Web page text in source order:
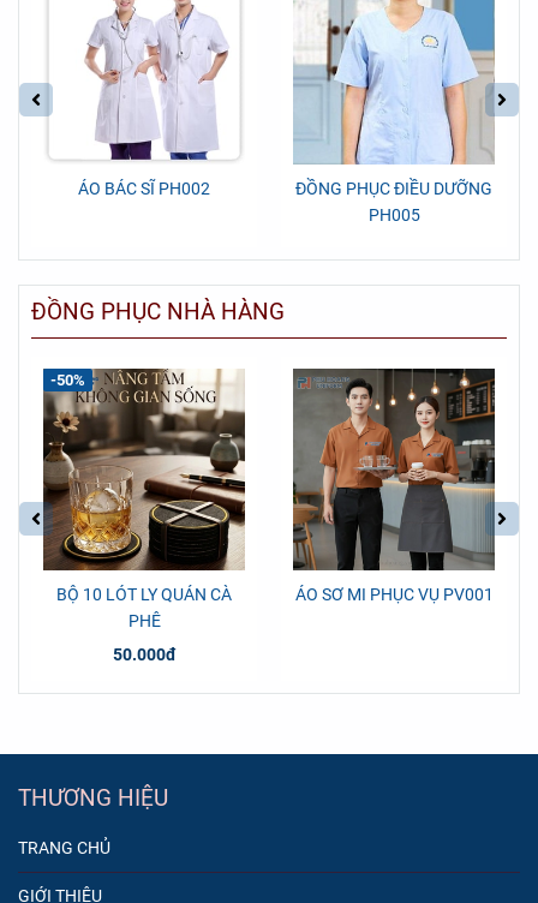
ÁO BÁC SĨ PH002
ĐỒNG PHỤC ĐIỀU DƯỠNG
PH005
ĐỒNG PHỤC NHÀ HÀNG
BỘ 10 LÓT LY QUÁN CÀ
PHÊ
50.000đ
-50%
ÁO SƠ MI PHỤC VỤ PV001
THƯƠNG HIỆU
TRANG CHỦ
GIỚI THIỆU